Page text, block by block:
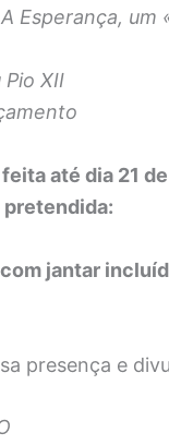
Esperança,
XII
até dia 21
com jantar
presença e